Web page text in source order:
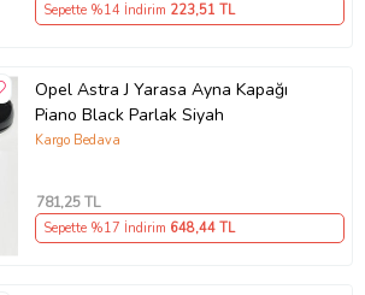
Sepette %14 İndirim 223,51 TL
Opel Astra J Yarasa Ayna Kapağı
Piano Black Parlak Siyah
Kargo Bedava
781,25 TL
Sepette %17 İndirim 648,44 TL